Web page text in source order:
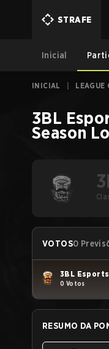
STRAFE
Inicial
INICIAL LEAGUE
3BL
Season
VOTOS0
3BL Esports
0 Votos
RESUMO DA